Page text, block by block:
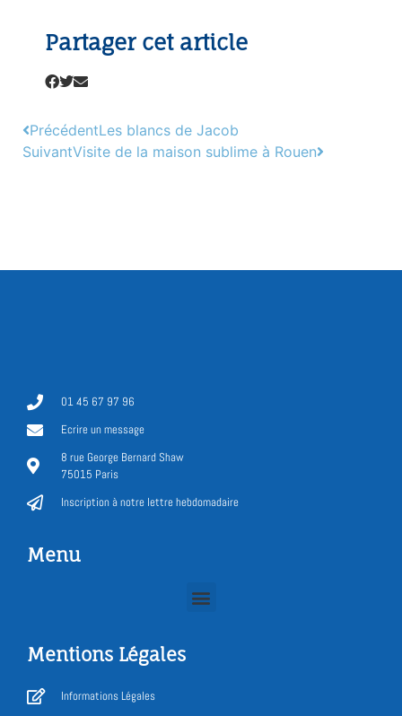
Partager cet article
PrécédentLes blancs de Jacob
SuivantVisite de la maison sublime à Rouen
01 45 67 97 96
Ecrire un message
8 rue George Bernard Shaw
75015 Paris
Inscription à notre lettre hebdomadaire
Menu
Mentions Légales
Informations Légales